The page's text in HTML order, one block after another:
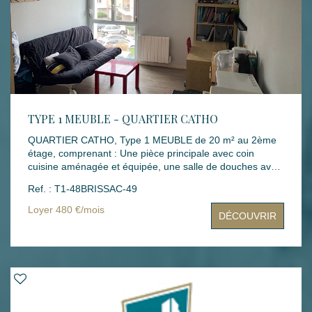
TYPE 1 MEUBLE - QUARTIER CATHO
QUARTIER CATHO, Type 1 MEUBLE de 20 m² au 2ème
étage, comprenant : Une pièce principale avec coin
cuisine aménagée et équipée, une salle de douches avec
Loyers : 480 € dont 35 € de charges Montant des
dépenses théoriques d'énergie annuelle : entre 460.00€
et 670.00€ (année des prix moyens des énergies indexés
: 2021,2022,2023) Dépôt de garantie : 445 € Honoraires
rédaction bail : 167.44 € Honoraires états des lieux :
sur le site Géorisques : www.georisques.gouv.fr
Ref. : T1-48BRISSAC-49
Loyer 480 €/mois
DÉCOUVRIR